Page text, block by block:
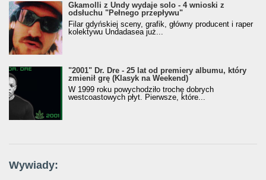
Gkamolli z Undy wydaje solo - 4 wnioski z
odsłuchu "Pełnego przepływu"
Filar gdyńskiej sceny, grafik, główny producent i raper
kolektywu Undadasea już...
"2001" Dr. Dre - 25 lat od premiery albumu, który
zmienił grę (Klasyk na Weekend)
W 1999 roku powychodziło trochę dobrych
westcoastowych płyt. Pierwsze, które...
Wywiady: